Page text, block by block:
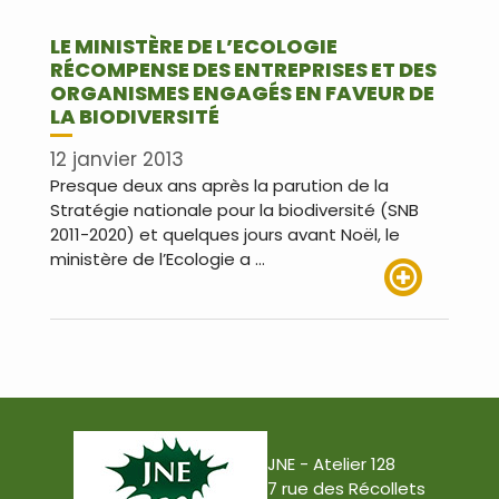
LE MINISTÈRE DE L’ECOLOGIE
RÉCOMPENSE DES ENTREPRISES ET DES
ORGANISMES ENGAGÉS EN FAVEUR DE
LA BIODIVERSITÉ
12 janvier 2013
Presque deux ans après la parution de la
Stratégie nationale pour la biodiversité (SNB
2011-2020) et quelques jours avant Noël, le
ministère de l’Ecologie a …
JNE - Atelier 128
7 rue des Récollets